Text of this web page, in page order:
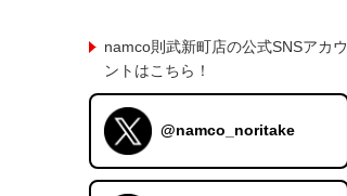
namco則武新町店の公式SNSアカウ
ントはこちら！
@namco_noritake